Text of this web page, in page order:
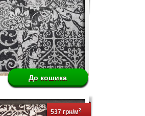
537 грн/м2